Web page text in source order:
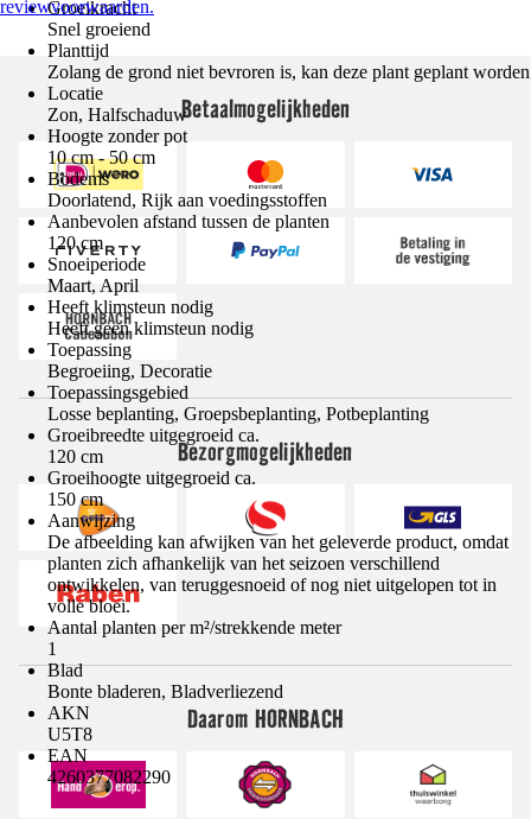
Groeikracht
Snel groeiend
Planttijd
Zolang de grond niet bevroren is, kan deze plant geplant worden
Locatie
Zon, Halfschaduw
Hoogte zonder pot
10 cm - 50 cm
Bodems
Doorlatend, Rijk aan voedingsstoffen
Aanbevolen afstand tussen de planten
120 cm
Snoeiperiode
Maart, April
Heeft klimsteun nodig
Heeft geen klimsteun nodig
Toepassing
Begroeiing, Decoratie
Toepassingsgebied
Losse beplanting, Groepsbeplanting, Potbeplanting
Groeibreedte uitgegroeid ca.
120 cm
Groeihoogte uitgegroeid ca.
150 cm
Aanwijzing
De afbeelding kan afwijken van het geleverde product, omdat
planten zich afhankelijk van het seizoen verschillend
ontwikkelen, van teruggesnoeid of nog niet uitgelopen tot in
volle bloei.
Aantal planten per m²/strekkende meter
1
Blad
Bonte bladeren, Bladverliezend
AKN
U5T8
EAN
4260377082290
reviewvoorwaarden.
Betaalmogelijkheden
Bezorgmogelijkheden
Daarom HORNBACH